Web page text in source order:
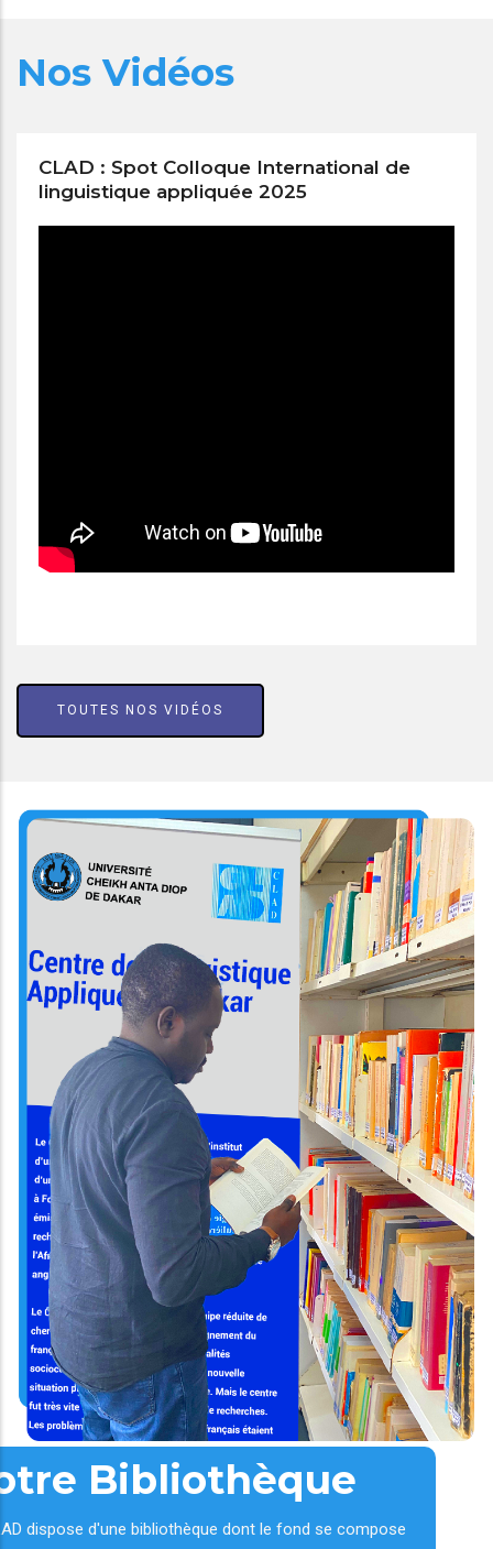
Nos Vidéos
CLAD : Spot Colloque International de
linguistique appliquée 2025
TOUTES NOS VIDÉOS
Bibliothèque
dispose d'une bibliothèque dont le fond se compose